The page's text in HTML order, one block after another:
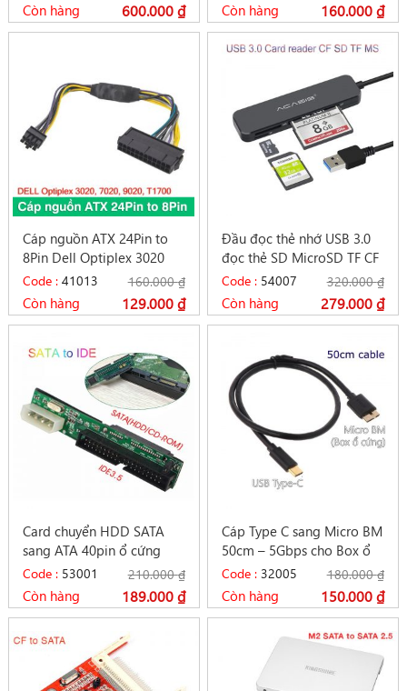
600.000₫
Còn hàng 160.000₫
Còn hàng
Cáp nguồn ATX 24Pin to
8Pin Dell Optiplex 3020
7020 9020 T1700
160.000₫
129.000₫
Code :41013
Còn hàng
Đầu đọc thẻ nhớ USB 3.0
đọc thẻ SD MicroSD TF CF
MS Acasis IS-015
320.000₫
279.000₫
Code : 54007
Còn hàng
Card chuyển HDD SATA
sang ATA 40pin ổ cứng
HDD 3.5 – chip JM20330
210.000₫
189.000₫
Code : 53001
Còn hàng
Cáp Type C sang Micro BM
50cm – 5Gbps cho Box ổ
cứng cắm ngoài
180.000₫
150.000₫
Code :32005
Còn hàng